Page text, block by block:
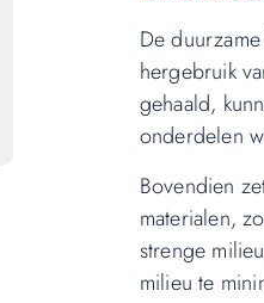
De
hergebruik
gehaald,
onderdelen
Bovendien
materialen,
strenge
milieu te